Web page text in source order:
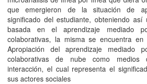
que emergieron de la situación de
significado del estudiante, obteniendo así
basada en el aprendizaje mediado
colaborativas, la misma se encuentra
Apropiación del aprendizaje mediado
colaborativas de nube como medios
interacción, el cual representa el
sus actores sociales